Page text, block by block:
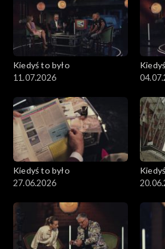
Kiedyś to było
11.07.2026
Kiedyś to było
27.06.2026